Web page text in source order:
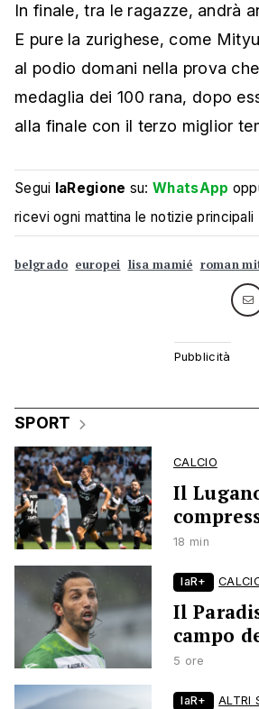
In finale, tra le ragazze, andrà
E pure la zurighese, come
al podio domani nella prova
medaglia dei 100 rana, dopo
alla finale con il terzo miglior
Segui laRegione su:WhatsApp
ricevi ogni mattina le notizie principali
belgrado europei lisa mamié roman
SPORT
CALCIO
Il
18 min
laR+
Il
campo
5 ore
laR+ ALTRI